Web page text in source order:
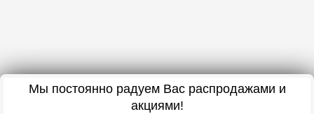
Мы постоянно радуем Вас распродажами и
акциями!